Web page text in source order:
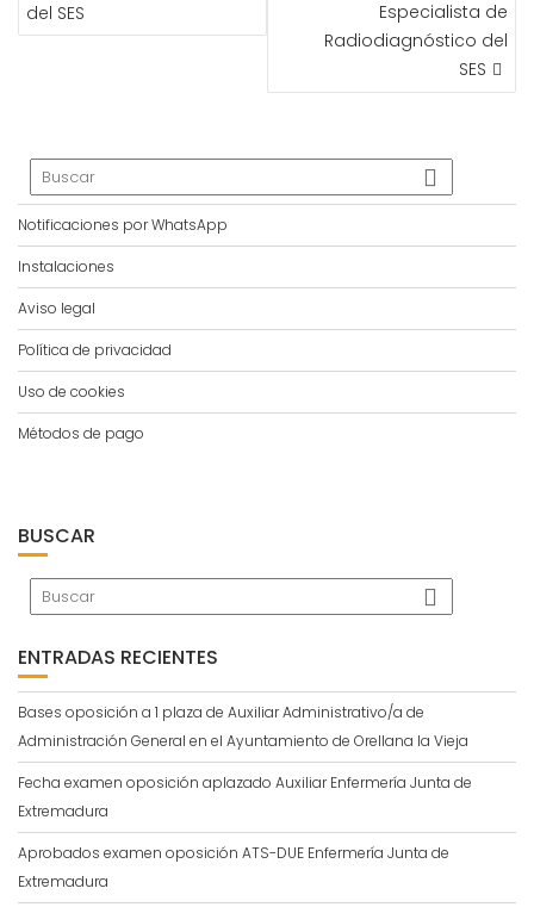
del SES
Especialista de
Radiodiagnóstico del
SES
Notificaciones por WhatsApp
Instalaciones
Aviso legal
Política de privacidad
Uso de cookies
Métodos de pago
BUSCAR
ENTRADAS RECIENTES
Bases oposición a 1 plaza de Auxiliar Administrativo/a de
Administración General en el Ayuntamiento de Orellana la Vieja
Fecha examen oposición aplazado Auxiliar Enfermería Junta de
Extremadura
Aprobados examen oposición ATS-DUE Enfermería Junta de
Extremadura